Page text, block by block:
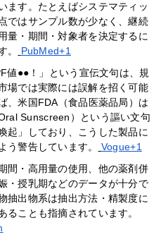
ます。たとえばシステマティッ
ではサンプル数が少なく、継続
量・期間・対象者を決定するに
。
PubMed+1
値●●！」という宣伝文句は、規
場では実際には誤解を招く可能
、米国FDA（食品医薬品局）は
Sunscreen）という謳い文句
起」しており、こうした製品に
う警告しています。
Vogue+1
間・高用量の使用、他の薬剤併
・授乳期などのデータが十分で
抽出物系は抽出方法・精製度に
ることも指摘されています。